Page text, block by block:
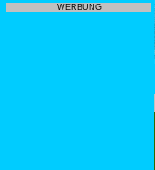
WERBUNG